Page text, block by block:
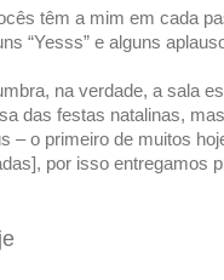
têm a mim em cada
“Yesss” e alguns
na verdade, a sala
das festas natalinas,
– o primeiro de muitos
por isso entregamos